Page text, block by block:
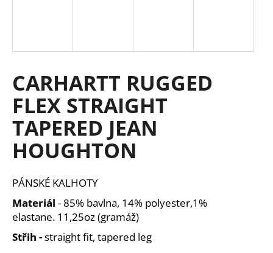
CARHARTT RUGGED
FLEX STRAIGHT
TAPERED JEAN
HOUGHTON
PÁNSKÉ KALHOTY
Materiál -85% bavlna, 14% polyester,1%
elastane. 11,25oz (gramáž)
Střih -straight fit, tapered leg
í
?
HLEDAT
o
p
o